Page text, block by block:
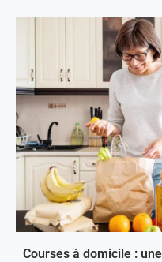
Courses à domicile :